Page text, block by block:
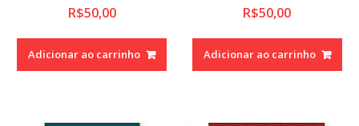
R$50,00
Adicionar ao carrinho
R$50,00
Adicionar ao carrinho